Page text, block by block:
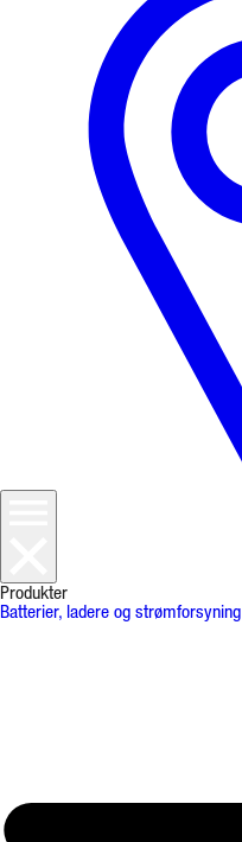
Produkter
Batterier, ladere og strømforsyning